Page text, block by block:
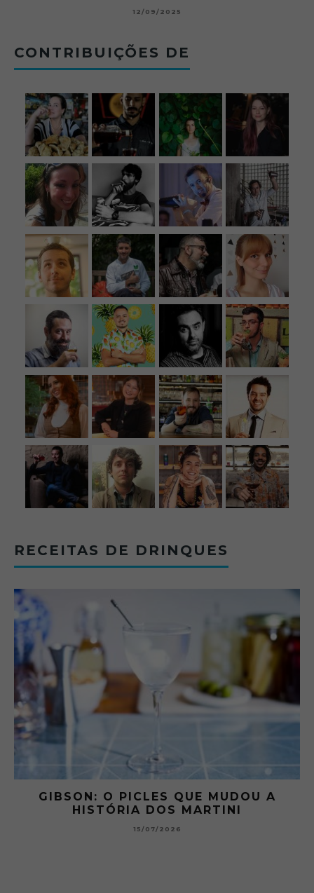
12/09/2025
CONTRIBUIÇÕES DE
RECEITAS DE DRINQUES
GIBSON: O PICLES QUE MUDOU A
HISTÓRIA DOS MARTINI
15/07/2026